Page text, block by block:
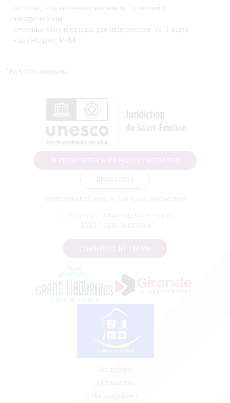
лесистая, полузатененная местность, 16 питчей с
электричеством
мусорные баки, площадка для опорожнения, Wifi, карта
Pass'étapes, PRM
*Из Сент-Эмильона.